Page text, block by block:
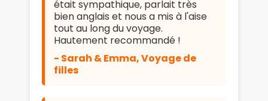
était sympathique, parlait très
bien anglais et nous a mis à l'aise
tout au long du voyage.
Hautement recommandé !
- Sarah & Emma, Voyage de
filles